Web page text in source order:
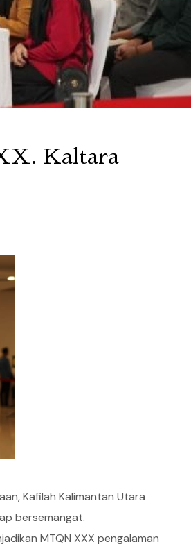
Kaltara
Kafilah Kalimantan Utara
bersemangat.
MTQN XXX pengalaman